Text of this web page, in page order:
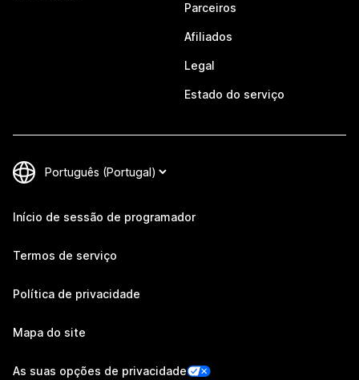
Parceiros
Afiliados
Legal
Estado do serviço
Início de sessão de programador
Termos de serviço
Política de privacidade
Mapa do site
As suas opções de privacidade